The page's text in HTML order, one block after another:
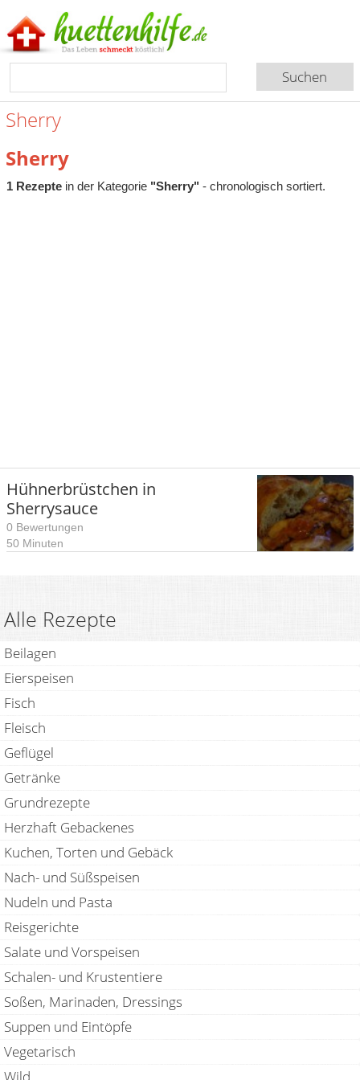
Sherry
Sherry
1 Rezeptein der Kategorie "Sherry" - chronologisch sortiert.
Hühnerbrüstchen in
Sherrysauce
0 Bewertungen
50 Minuten
Alle Rezepte
Beilagen
Eierspeisen
Fisch
Fleisch
Geflügel
Getränke
Grundrezepte
Herzhaft Gebackenes
Kuchen, Torten und Gebäck
Nach- und Süßspeisen
Nudeln und Pasta
Reisgerichte
Salate und Vorspeisen
Schalen- und Krustentiere
Soßen, Marinaden, Dressings
Suppen und Eintöpfe
Vegetarisch
Wild